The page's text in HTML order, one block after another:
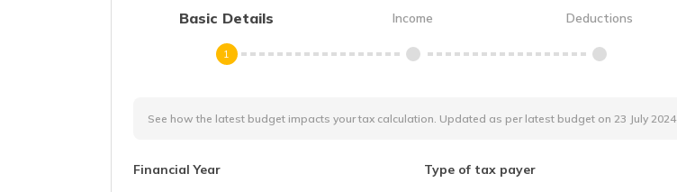
Basic Details
1
Income Deductions
See how the latest budget impacts your tax calculation. Updated as per latest budget on 23 July 2024
Financial Year Type of tax payer